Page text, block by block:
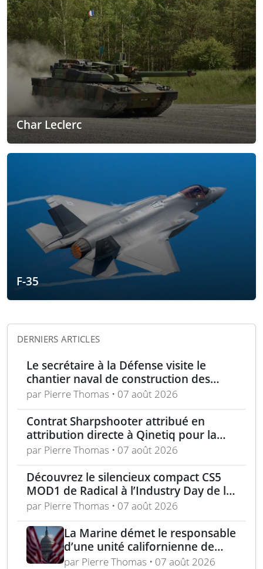
Char Leclerc
F-35
DERNIERS ARTICLES
Le secrétaire à la Défense visite le
chantier naval de construction des
frégates Type 31 à Rosyth
par Pierre Thomas • 07 août 2026
Contrat Sharpshooter attribué en
attribution directe à Qinetiq pour la
période 2026-2028
par Pierre Thomas • 07 août 2026
Découvrez le silencieux compact CS5
MOD1 de Radical à l’Industry Day de la
Marine la semaine prochaine
par Pierre Thomas • 07 août 2026
La Marine démet le responsable
d’une unité californienne de
formation médicale
par Pierre Thomas • 07 août 2026